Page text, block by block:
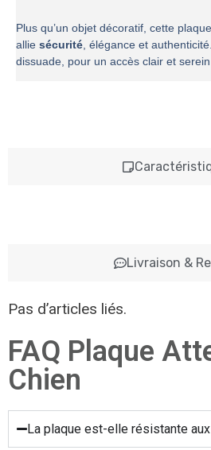
Livraison &
Plus qu’un objet décoratif, cette
allie sécurité, élégance et
dissuade, pour un accès clair et
Pas d’articles liés.
FAQ Plaque
Chien
La plaque est-elle résistante